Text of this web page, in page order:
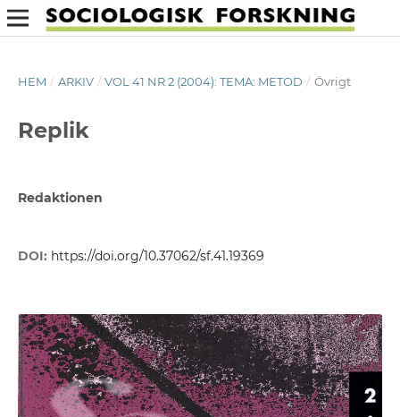
HEM / ARKIV / VOL 41 NR 2 (2004): TEMA: METOD / Övrigt
Replik
Redaktionen
DOI: https://doi.org/10.37062/sf.41.19369